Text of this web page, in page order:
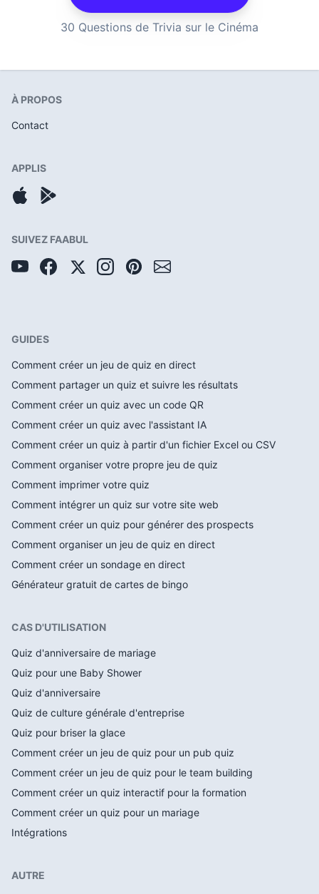
30 Questions de Trivia sur le Cinéma
À PROPOS
Contact
APPLIS
SUIVEZ FAABUL
GUIDES
Comment créer un jeu de quiz en direct
Comment partager un quiz et suivre les résultats
Comment créer un quiz avec un code QR
Comment créer un quiz avec l'assistant IA
Comment créer un quiz à partir d'un fichier Excel ou CSV
Comment organiser votre propre jeu de quiz
Comment imprimer votre quiz
Comment intégrer un quiz sur votre site web
Comment créer un quiz pour générer des prospects
Comment organiser un jeu de quiz en direct
Comment créer un sondage en direct
Générateur gratuit de cartes de bingo
CAS D'UTILISATION
Quiz d'anniversaire de mariage
Quiz pour une Baby Shower
Quiz d'anniversaire
Quiz de culture générale d'entreprise
Quiz pour briser la glace
Comment créer un jeu de quiz pour un pub quiz
Comment créer un jeu de quiz pour le team building
Comment créer un quiz interactif pour la formation
Comment créer un quiz pour un mariage
Intégrations
AUTRE